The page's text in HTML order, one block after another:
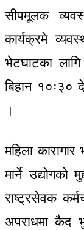
सीपमूलक
कार्यक्रमे
भेटघाटका
बिहान १०ः३०
।
महिला
मार्ने उद्योगको
राष्ट्रसेवक
अपराधमा कैद